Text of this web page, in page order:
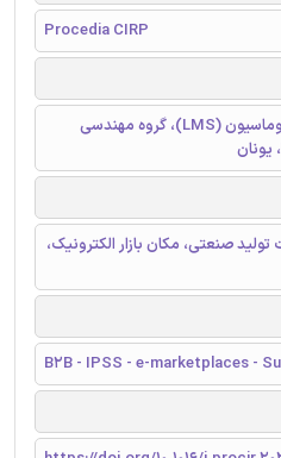
Procedia CIRP
آزمایشگاه سیستم های ساخت و اتوماسیون (LMS)، گروه مهندسی
یونان
صنعتی، مکان بازار الکترونیک،
B2B - IPSS - e-marketplaces -